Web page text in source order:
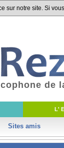
sur notre site. Si
L'
Sites amis
de